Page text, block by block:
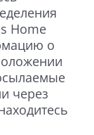
Home
о
через